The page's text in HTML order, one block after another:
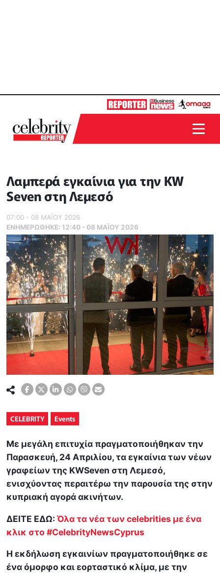
Λαμπερά εγκαίνια για την KW
Seven στη Λεμεσό
07:00 - 08 ΜΑΪ́ΟΥ 2026
ΕΝΗΜΕΡΏΘΗΚΕ: 12:40 - 08 ΜΑΪ́ΟΥ 2026
CELEBRITY Events
Με μεγάλη επιτυχία πραγματοποιήθηκαν την
Παρασκευή, 24 Απριλίου, τα εγκαίνια των νέων
γραφείων της KWSeven στη Λεμεσό,
ενισχύοντας περαιτέρω την παρουσία της στην
κυπριακή αγορά ακινήτων.
ΔΕΙΤΕ ΕΔΩ:Όλα τα νέα των celebrities με ένα
κλικ στο #CelebrityNewsCyprus
Η εκδήλωση εγκαινίων πραγματοποιήθηκε σε
ένα όμορφο και εορταστικό κλίμα, με την